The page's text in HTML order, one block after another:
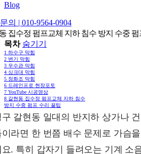
Blog
의 | 010-9564-0904
집수정 펌프교체 지하 침수 방지 수중 펌
목차 숨기기
1 하수구 막힘
2 변기 막힘
3 우수관 막힘
4 싱크대 막힘
5 정화조 막힘
6 드레인프로 현장포토
7 YouTube 시공영상
8 갈현동 집수정 펌프교체 지하 침수
방지 수중 펌프 수리 꿀팁
갈현동 일대의 반지하 상가나
라면 한 번쯤 배수 문제로 가슴
. 특히 갑자기 들려오는 기계 소